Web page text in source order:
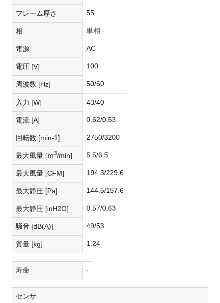
フレーム厚さ 55
相 単相
電源 AC
電圧 [V] 100
周波数 [Hz] 50/60
入力 [W] 43/40
電流 [A] 0.62/0.53
回転数 [min-1] 2750/3200
最大風量 [ｍ3/min] 5.5/6.5
最大風量 [CFM] 194.3/229.6
最大静圧 [Pa] 144.5/157.6
最大静圧 [inH2O] 0.57/0.63
騒音 [dB(A)] 49/53
質量 [kg] 1.24
寿命 -
センサ